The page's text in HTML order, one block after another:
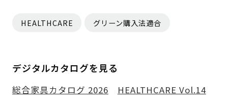
HEALTHCARE グリーン購入法適合
デジタルカタログを見る
総合家具カタログ 2026 HEALTHCARE Vol.14